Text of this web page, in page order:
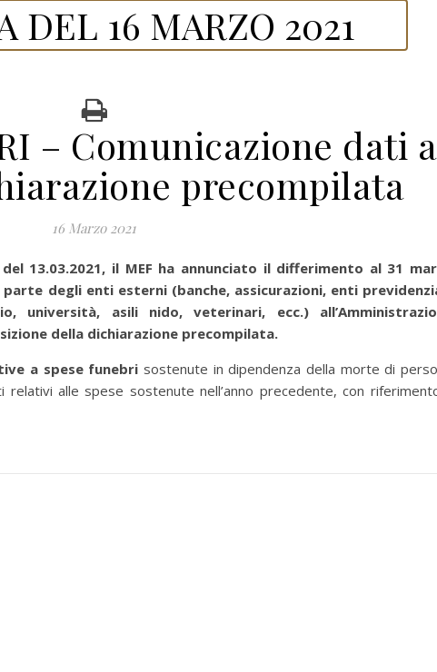
DEL 16 MARZO 2021
– Comunicazione dati
precompilata
16 Marzo 2021
del 13.03.2021, il MEF ha annunciato il differimento al 31
degli enti esterni (banche, assicurazioni, enti
università, asili nido, veterinari, ecc.)
della dichiarazione precompilata.
a spese funebri sostenute in dipendenza della morte di
relativi alle spese sostenute nell’anno precedente, con